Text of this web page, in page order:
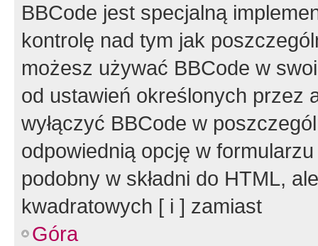
BBCode jest specjalną
kontrolę nad tym jak
możesz używać BBCode w
od ustawień określonych przez
wyłączyć BBCode w
odpowiednią opcję w
podobny w składni do HTML,
kwadratowych [ i ] zamiast
Góra